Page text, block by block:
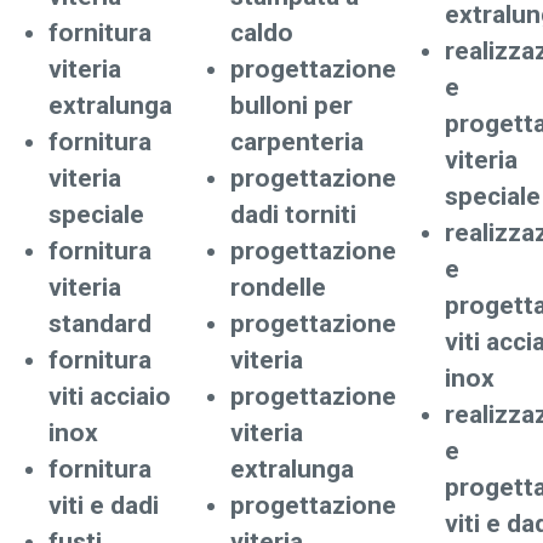
fornitura
viteria
extralunga
fornitura
viteria
speciale
fornitura
viteria
standard
fornitura
viti acciaio
inox
fornitura
viti e dadi
caldo
progettazione
bulloni per
carpenteria
progettazione
dadi torniti
progettazione
rondelle
progettazione
viteria
progettazione
viteria
extralunga
progettazione
e
viteria
speciale
e
viti
inox
e
viti e